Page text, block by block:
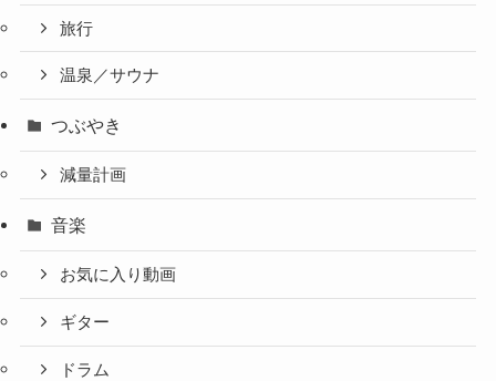
旅行
温泉／サウナ
つぶやき
減量計画
音楽
お気に入り動画
ギター
ドラム